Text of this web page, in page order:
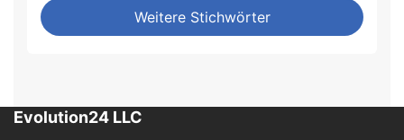
Weitere Stichwörter
Evolution24 LLC